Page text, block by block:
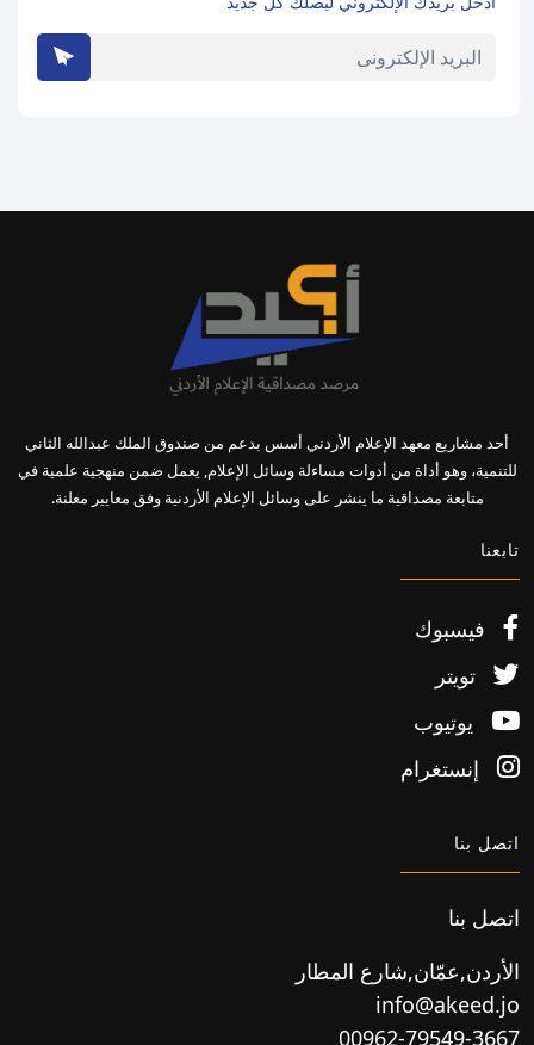
أحد مشاريع معهد الإعلام الأردني أسس بدعم من صندوق الملك عبدالله الثاني
للتنمية، وهو أداة من أدوات مساءلة وسائل الإعلام, يعمل ضمن منهجية علمية في
متابعة مصداقية ما ينشر على وسائل الإعلام الأردنية وفق معايير معلنة.
تابعنا
فيسبوك
تويتر
يوتيوب
إنستغرام
اتصل بنا
اتصل بنا
الأردن,عمّان,شارع المطار
info@akeed.jo
00962-79549-3667